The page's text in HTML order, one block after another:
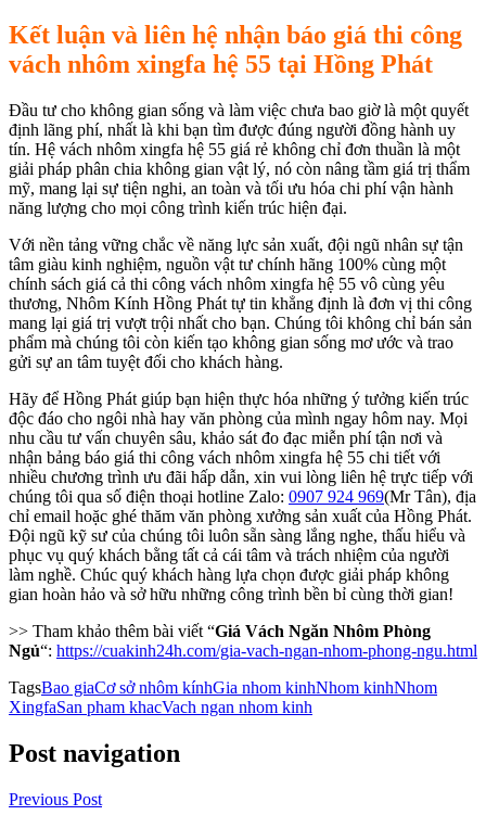
Kết luận và liên hệ nhận báo giá thi công
vách nhôm xingfa hệ 55 tại Hồng Phát
Đầu tư cho không gian sống và làm việc chưa bao giờ là một quyết
định lãng phí, nhất là khi bạn tìm được đúng người đồng hành uy
tín. Hệ vách nhôm xingfa hệ 55 giá rẻ không chỉ đơn thuần là một
giải pháp phân chia không gian vật lý, nó còn nâng tầm giá trị thẩm
mỹ, mang lại sự tiện nghi, an toàn và tối ưu hóa chi phí vận hành
năng lượng cho mọi công trình kiến trúc hiện đại.
Với nền tảng vững chắc về năng lực sản xuất, đội ngũ nhân sự tận
tâm giàu kinh nghiệm, nguồn vật tư chính hãng 100% cùng một
chính sách giá cả thi công vách nhôm xingfa hệ 55 vô cùng yêu
thương, Nhôm Kính Hồng Phát tự tin khẳng định là đơn vị thi công
mang lại giá trị vượt trội nhất cho bạn. Chúng tôi không chỉ bán sản
phẩm mà chúng tôi còn kiến tạo không gian sống mơ ước và trao
gửi sự an tâm tuyệt đối cho khách hàng.
Hãy để Hồng Phát giúp bạn hiện thực hóa những ý tưởng kiến trúc
độc đáo cho ngôi nhà hay văn phòng của mình ngay hôm nay. Mọi
nhu cầu tư vấn chuyên sâu, khảo sát đo đạc miễn phí tận nơi và
nhận bảng báo giá thi công vách nhôm xingfa hệ 55 chi tiết với
nhiều chương trình ưu đãi hấp dẫn, xin vui lòng liên hệ trực tiếp với
chúng tôi qua số điện thoại hotline Zalo: 0907 924 969(Mr Tân), địa
chỉ email hoặc ghé thăm văn phòng xưởng sản xuất của Hồng Phát.
Đội ngũ kỹ sư của chúng tôi luôn sẵn sàng lắng nghe, thấu hiểu và
phục vụ quý khách bằng tất cả cái tâm và trách nhiệm của người
làm nghề. Chúc quý khách hàng lựa chọn được giải pháp không
gian hoàn hảo và sở hữu những công trình bền bỉ cùng thời gian!
>> Tham khảo thêm bài viết “Giá Vách Ngăn Nhôm Phòng
Ngủ“: https://cuakinh24h.com/gia-vach-ngan-nhom-phong-ngu.html
TagsBao giaCơ sở nhôm kínhGia nhom kinhNhom kinhNhom
XingfaSan pham khacVach ngan nhom kinh
Post navigation
Previous Post